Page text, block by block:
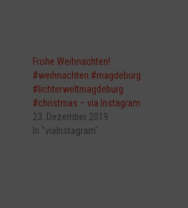
Frohe Weihnachten!
#weihnachten #magdeburg
#lichterweltmagdeburg
#christmas – via Instagram
23. Dezember 2019
In "viaInstagram"